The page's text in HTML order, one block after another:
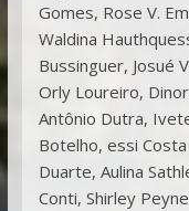
Gomes, Rose V.
Waldina
Bussinguer, Josué
Orly Loureiro,
Antônio Dutra,
Botelho, essi
Duarte, Aulina
Conti, Shirley